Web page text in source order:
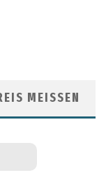
MEISSEN